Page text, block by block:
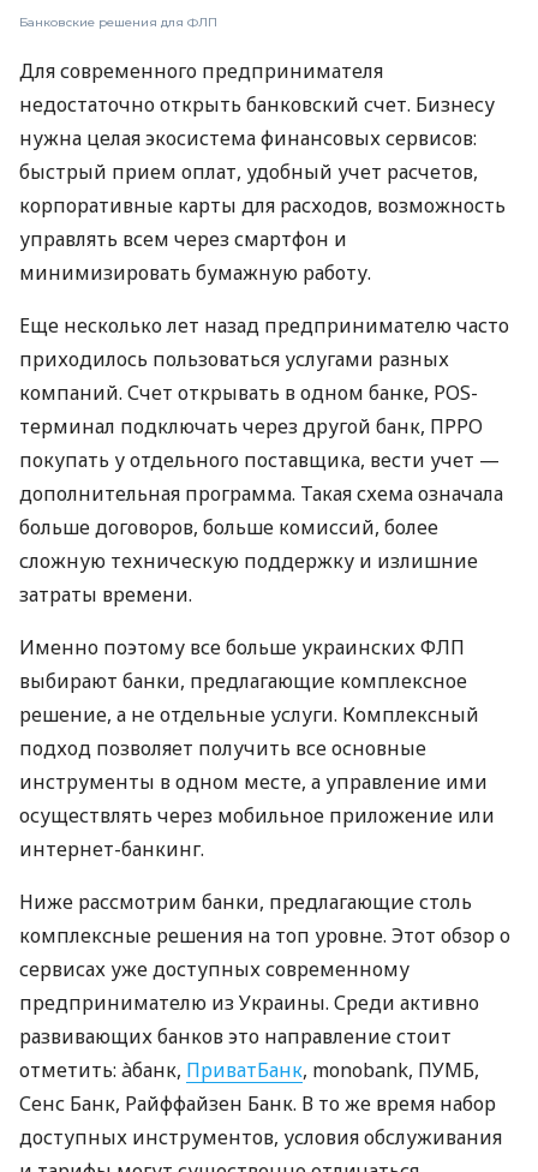
Банковские решения для ФЛП
Для современного предпринимателя
недостаточно открыть банковский счет. Бизнесу
нужна целая экосистема финансовых сервисов:
быстрый прием оплат, удобный учет расчетов,
корпоративные карты для расходов, возможность
управлять всем через смартфон и
минимизировать бумажную работу.
Еще несколько лет назад предпринимателю часто
приходилось пользоваться услугами разных
компаний. Счет открывать в одном банке, POS-
терминал подключать через другой банк, ПРРО
покупать у отдельного поставщика, вести учет —
дополнительная программа. Такая схема означала
больше договоров, больше комиссий, более
сложную техническую поддержку и излишние
затраты времени.
Именно поэтому все больше украинских ФЛП
выбирают банки, предлагающие комплексное
решение, а не отдельные услуги. Комплексный
подход позволяет получить все основные
инструменты в одном месте, а управление ими
осуществлять через мобильное приложение или
интернет-банкинг.
Ниже рассмотрим банки, предлагающие столь
комплексные решения на топ уровне. Этот обзор о
сервисах уже доступных современному
предпринимателю из Украины. Среди активно
развивающих банков это направление стоит
отметить: àбанк, ПриватБанк, monobank, ПУМБ,
Сенс Банк, Райффайзен Банк. В то же время набор
доступных инструментов, условия обслуживания